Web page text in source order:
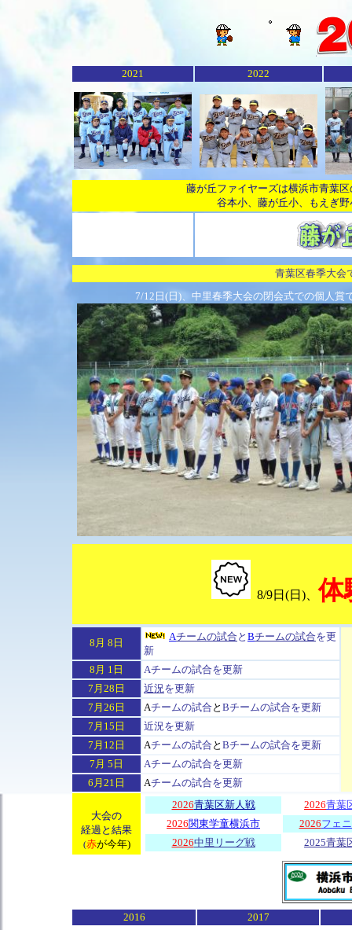
2021 2022
藤が丘ファイヤーズは横浜市青葉
谷本小、藤が丘小、もえぎ野
青葉区春季大会
7/12日(日)、中里春季大会の閉会式での個人賞
8/9日(日)、 体
8 月 8日
Aチームの試合と Bチームの試合を更
新
8 月 1 日 Aチームの試合を更新
7 月28日 近況を更新
7月26日
Aチームの試合と Bチームの試合を更新
7 月15 日 近況を更新
7 月12日 Aチームの試合と Bチームの試合を更新
7 月 5日 Aチームの試合を更新
6月21日
Aチームの試合を更新
大会の
経過と結果
(赤が今年)
2026青葉区新人戦 2026青葉
2026関東学童横浜市 2026フェ
2026中里リーグ戦 2025青葉
2016 2017